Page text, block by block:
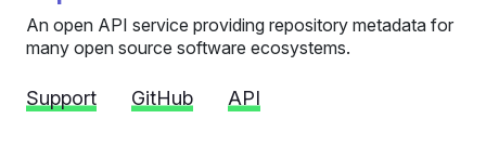
An open API service providing repository metadata for
many open source software ecosystems.
Support GitHub API